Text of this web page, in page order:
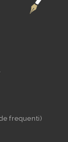
frequenti)